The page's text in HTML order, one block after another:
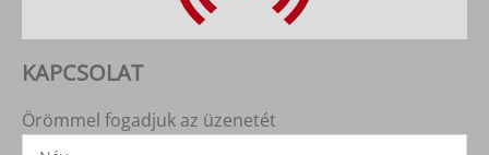
KAPCSOLAT
Örömmel fogadjuk az üzenetét